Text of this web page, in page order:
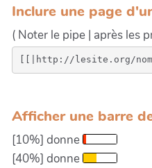
Inclure une page
( Noter le pipe | après les
Afficher une barre
[10%] donne
[40%] donne